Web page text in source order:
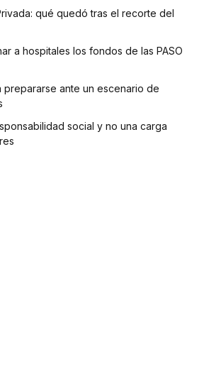
qué quedó tras el recorte del
a hospitales los fondos de las PASO
prepararse ante un escenario de
social y no una carga